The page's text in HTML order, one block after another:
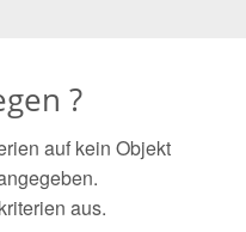
?
auf kein Objekt
aus.